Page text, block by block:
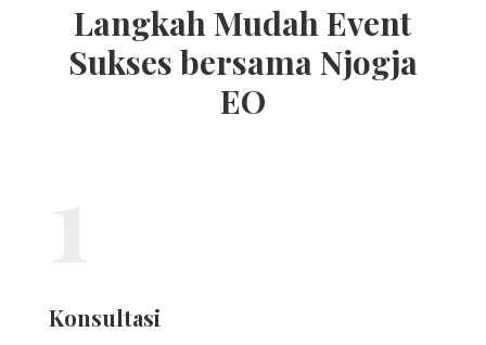
Langkah Mudah Event
Sukses bersama Njogja
EO
Konsultasi